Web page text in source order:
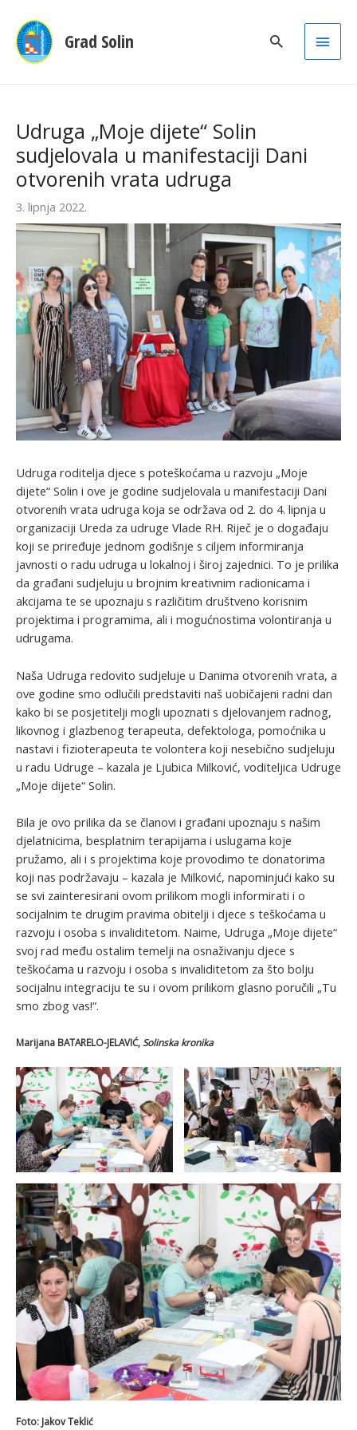
Grad Solin
Main
Udruga „Moje dijete“ Solin
sudjelovala u manifestaciji Dani
otvorenih vrata udruga
3. lipnja 2022.
Udruga roditelja djece s poteškoćama u razvoju „Moje
dijete“ Solin i ove je godine sudjelovala u manifestaciji Dani
otvorenih vrata udruga koja se održava od 2. do 4. lipnja u
organizaciji Ureda za udruge Vlade RH. Riječ je o događaju
koji se priređuje jednom godišnje s ciljem informiranja
javnosti o radu udruga u lokalnoj i široj zajednici. To je prilika
da građani sudjeluju u brojnim kreativnim radionicama i
akcijama te se upoznaju s različitim društveno korisnim
projektima i programima, ali i mogućnostima volontiranja u
udrugama.
Naša Udruga redovito sudjeluje u Danima otvorenih vrata, a
ove godine smo odlučili predstaviti naš uobičajeni radni dan
kako bi se posjetitelji mogli upoznati s djelovanjem radnog,
likovnog i glazbenog terapeuta, defektologa, pomoćnika u
nastavi i fizioterapeuta te volontera koji nesebično sudjeluju
u radu Udruge – kazala je Ljubica Milković, voditeljica Udruge
„Moje dijete“ Solin.
Bila je ovo prilika da se članovi i građani upoznaju s našim
djelatnicima, besplatnim terapijama i uslugama koje
pružamo, ali i s projektima koje provodimo te donatorima
koji nas podržavaju – kazala je Milković, napominjući kako su
se svi zainteresirani ovom prilikom mogli informirati i o
socijalnim te drugim pravima obitelji i djece s teškoćama u
razvoju i osoba s invaliditetom. Naime, Udruga „Moje dijete“
svoj rad među ostalim temelji na osnaživanju djece s
teškoćama u razvoju i osoba s invaliditetom za što bolju
socijalnu integraciju te su i ovom prilikom glasno poručili „Tu
smo zbog vas!“.
Marijana BATARELO-JELAVIĆ,Solinska kronika
Foto: Jakov Teklić